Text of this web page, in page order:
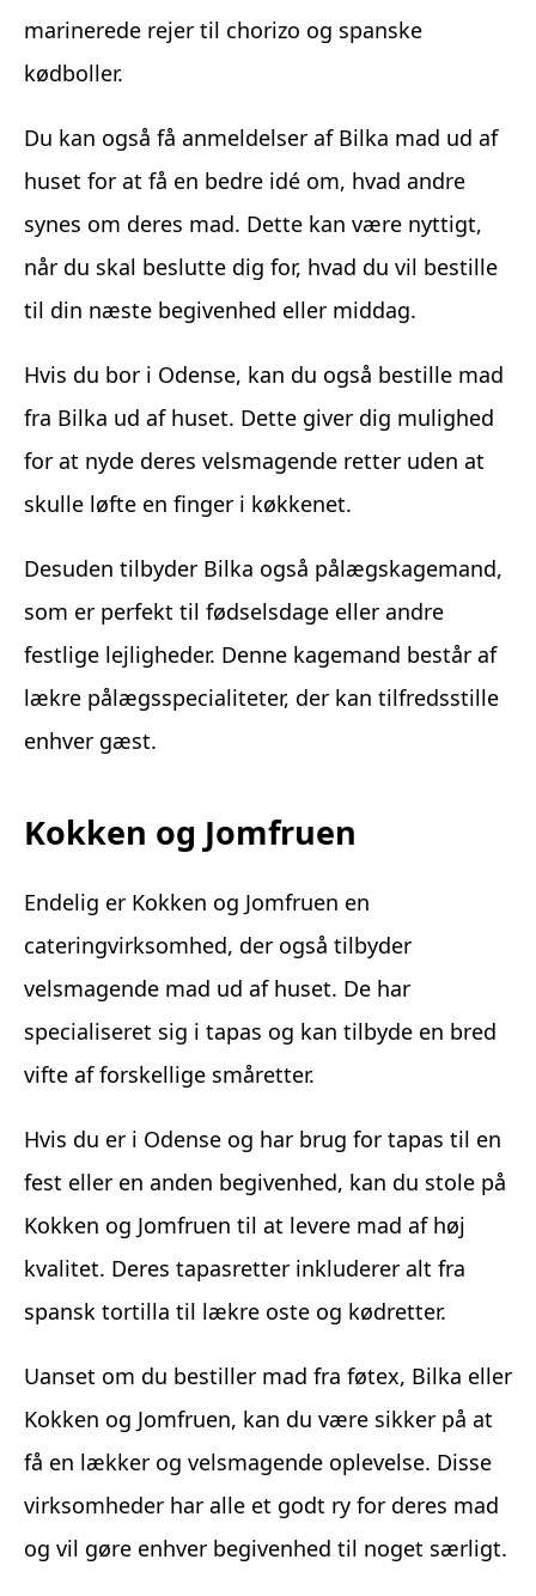
marinerede rejer til chorizo og spanske
kødboller.
Du kan også få anmeldelser af Bilka mad ud af
huset for at få en bedre idé om, hvad andre
synes om deres mad. Dette kan være nyttigt,
når du skal beslutte dig for, hvad du vil bestille
til din næste begivenhed eller middag.
Hvis du bor i Odense, kan du også bestille mad
fra Bilka ud af huset. Dette giver dig mulighed
for at nyde deres velsmagende retter uden at
skulle løfte en finger i køkkenet.
Desuden tilbyder Bilka også pålægskagemand,
som er perfekt til fødselsdage eller andre
festlige lejligheder. Denne kagemand består af
lækre pålægsspecialiteter, der kan tilfredsstille
enhver gæst.
Kokken og Jomfruen
Endelig er Kokken og Jomfruen en
cateringvirksomhed, der også tilbyder
velsmagende mad ud af huset. De har
specialiseret sig i tapas og kan tilbyde en bred
vifte af forskellige småretter.
Hvis du er i Odense og har brug for tapas til en
fest eller en anden begivenhed, kan du stole på
Kokken og Jomfruen til at levere mad af høj
kvalitet. Deres tapasretter inkluderer alt fra
spansk tortilla til lækre oste og kødretter.
Uanset om du bestiller mad fra føtex, Bilka eller
Kokken og Jomfruen, kan du være sikker på at
få en lækker og velsmagende oplevelse. Disse
virksomheder har alle et godt ry for deres mad
og vil gøre enhver begivenhed til noget særligt.